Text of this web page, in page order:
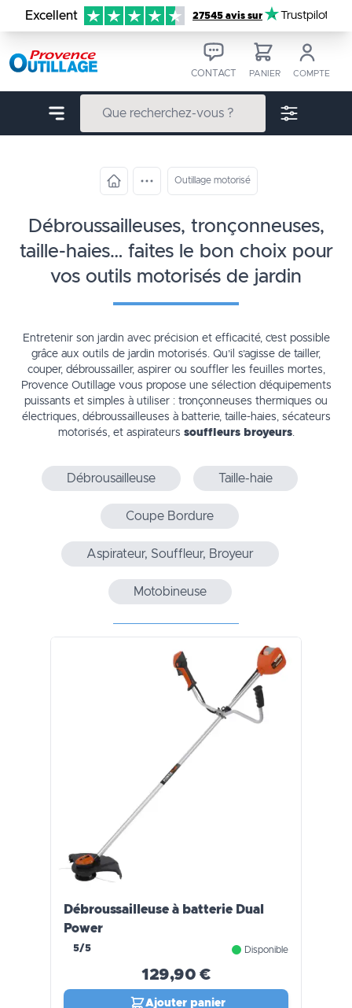
Aller au contenu
Excellent 27545 avis sur Trustpilot
CONTACT PANIER COMPTE
Outillage motorisé
débroussailleuses, tronçonneuses,
taille-haies… faites le bon choix pour
vos outils motorisés de jardin
Entretenir son jardin avec précision et efficacité, c’est possible
grâce aux outils de jardin motorisés. Qu’il s’agisse de tailler,
couper, débroussailler, aspirer ou souffler les feuilles mortes,
Provence Outillage vous propose une sélection d’équipements
puissants et simples à utiliser : tronçonneuses thermiques ou
électriques, débroussailleuses à batterie, taille-haies, sécateurs
motorisés, et aspirateurs souffleurs broyeurs.
Débrousailleuse Taille-haie
Coupe Bordure
Aspirateur, Souffleur, Broyeur
Motobineuse
Débroussailleuse à batterie Dual
Power
5/5 Disponible
129,90 €
Ajouter panier